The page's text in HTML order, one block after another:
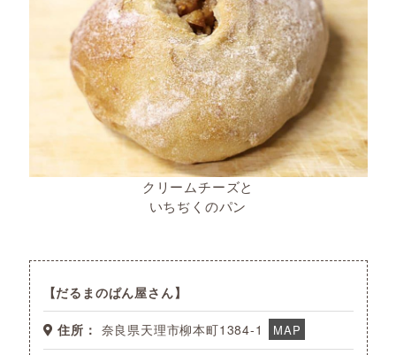
クリームチーズと
いちぢくのパン
だるまのぱん屋さん
住所： 奈良県天理市柳本町1384-1 MAP